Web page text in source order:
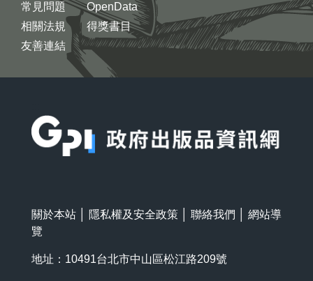
常見問題
相關法規
友善連結
OpenData
得獎書目
關於本站 隱私權及安全政策 聯絡我們
網站導
覽
地址：10491台北市中山區松江路209號